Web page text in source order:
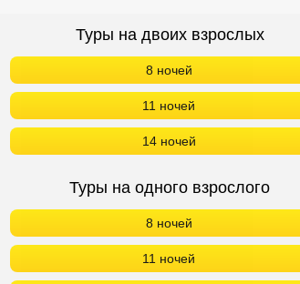
Туры на двоих взрослых
8 ночей
11 ночей
14 ночей
Туры на одного взрослого
8 ночей
11 ночей